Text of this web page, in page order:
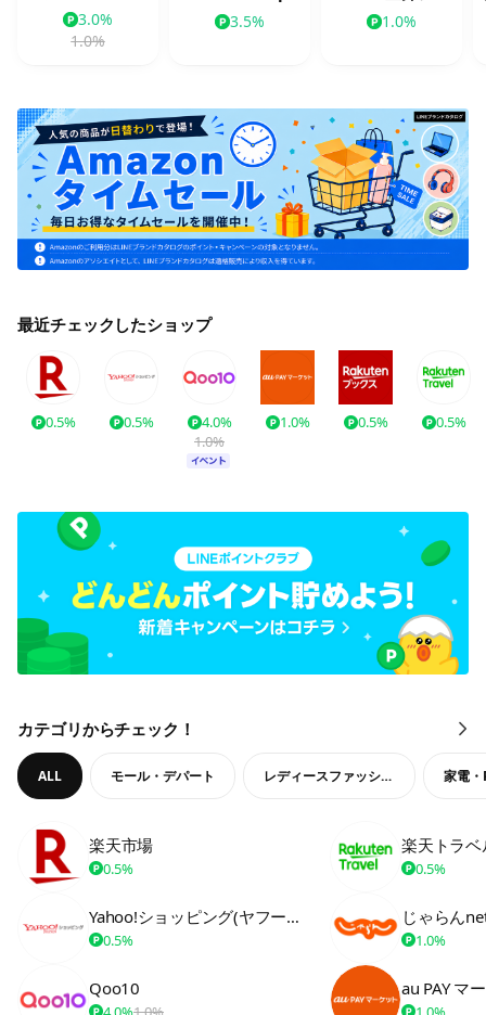
3.0%
1.0%
3.5% 1.0%
最近チェックしたショップ
0.5% 0.5%
4.0%
1.0%
1.0% 0.5% 0.5%
も
と
カテゴリからチェック！
ALL モール・デパート レディースファッション 家電
楽天市場
0.5%
Yahoo!ショッピング(ヤフーショッピング)
0.5%
Qoo10
楽天トラベ
0.5%
じゃらん
1.0%
au PAY マ